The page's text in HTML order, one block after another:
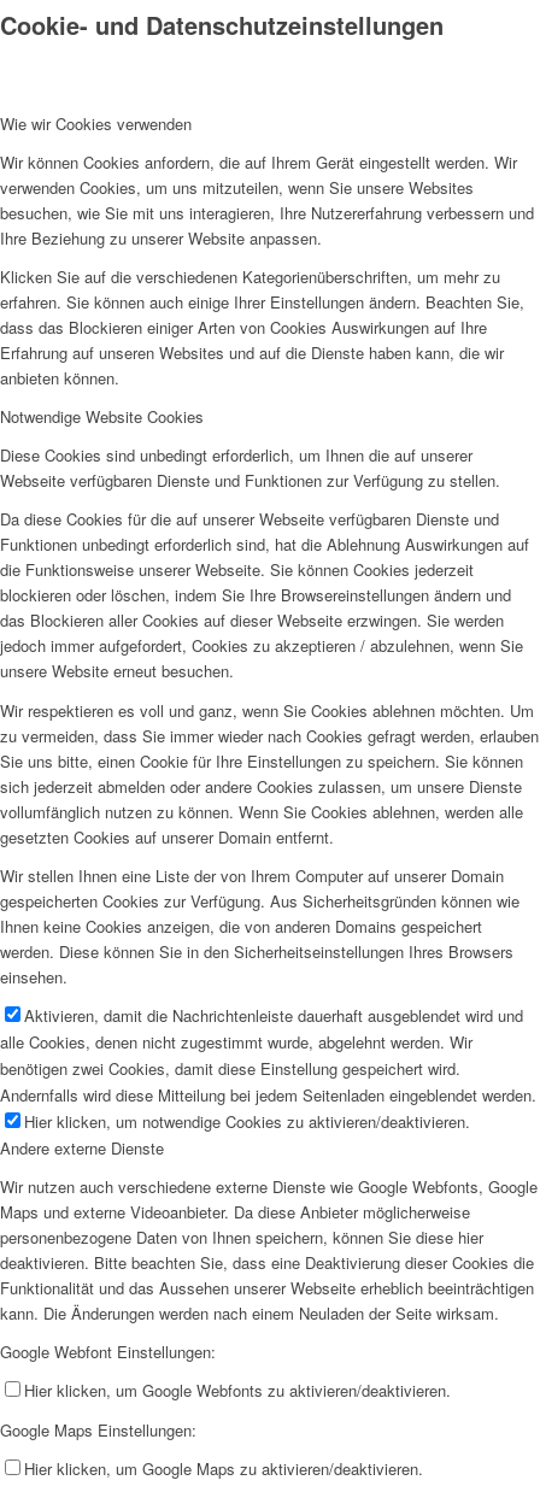
Cookie- und Datenschutzeinstellungen
Wie wir Cookies verwenden
Wir können Cookies anfordern, die auf Ihrem Gerät eingestellt werden. Wir
verwenden Cookies, um uns mitzuteilen, wenn Sie unsere Websites
besuchen, wie Sie mit uns interagieren, Ihre Nutzererfahrung verbessern und
Ihre Beziehung zu unserer Website anpassen.
Klicken Sie auf die verschiedenen Kategorienüberschriften, um mehr zu
erfahren. Sie können auch einige Ihrer Einstellungen ändern. Beachten Sie,
dass das Blockieren einiger Arten von Cookies Auswirkungen auf Ihre
Erfahrung auf unseren Websites und auf die Dienste haben kann, die wir
anbieten können.
Notwendige Website Cookies
Diese Cookies sind unbedingt erforderlich, um Ihnen die auf unserer
Webseite verfügbaren Dienste und Funktionen zur Verfügung zu stellen.
Da diese Cookies für die auf unserer Webseite verfügbaren Dienste und
Funktionen unbedingt erforderlich sind, hat die Ablehnung Auswirkungen auf
die Funktionsweise unserer Webseite. Sie können Cookies jederzeit
blockieren oder löschen, indem Sie Ihre Browsereinstellungen ändern und
das Blockieren aller Cookies auf dieser Webseite erzwingen. Sie werden
jedoch immer aufgefordert, Cookies zu akzeptieren / abzulehnen, wenn Sie
unsere Website erneut besuchen.
Wir respektieren es voll und ganz, wenn Sie Cookies ablehnen möchten. Um
zu vermeiden, dass Sie immer wieder nach Cookies gefragt werden, erlauben
Sie uns bitte, einen Cookie für Ihre Einstellungen zu speichern. Sie können
sich jederzeit abmelden oder andere Cookies zulassen, um unsere Dienste
vollumfänglich nutzen zu können. Wenn Sie Cookies ablehnen, werden alle
gesetzten Cookies auf unserer Domain entfernt.
Wir stellen Ihnen eine Liste der von Ihrem Computer auf unserer Domain
gespeicherten Cookies zur Verfügung. Aus Sicherheitsgründen können wie
Ihnen keine Cookies anzeigen, die von anderen Domains gespeichert
werden. Diese können Sie in den Sicherheitseinstellungen Ihres Browsers
einsehen.
Aktivieren, damit die Nachrichtenleiste dauerhaft ausgeblendet wird und
alle Cookies, denen nicht zugestimmt wurde, abgelehnt werden. Wir
benötigen zwei Cookies, damit diese Einstellung gespeichert wird.
Andernfalls wird diese Mitteilung bei jedem Seitenladen eingeblendet werden.
Hier klicken, um notwendige Cookies zu aktivieren/deaktivieren.
Andere externe Dienste
Wir nutzen auch verschiedene externe Dienste wie Google Webfonts, Google
Maps und externe Videoanbieter. Da diese Anbieter möglicherweise
personenbezogene Daten von Ihnen speichern, können Sie diese hier
deaktivieren. Bitte beachten Sie, dass eine Deaktivierung dieser Cookies die
Funktionalität und das Aussehen unserer Webseite erheblich beeinträchtigen
kann. Die Änderungen werden nach einem Neuladen der Seite wirksam.
Google Webfont Einstellungen:
Hier klicken, um Google Webfonts zu aktivieren/deaktivieren.
Google Maps Einstellungen:
Hier klicken, um Google Maps zu aktivieren/deaktivieren.